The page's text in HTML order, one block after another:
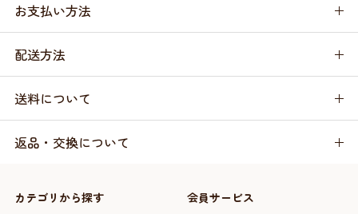
お支払い方法
配送方法
送料について
返品・交換について
カテゴリから探す 会員サービス